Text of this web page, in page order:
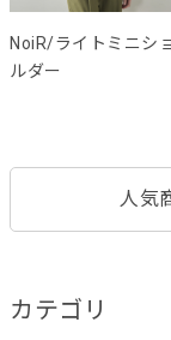
NoiR/ライトミニシ
ルダー
人気
カテゴリ